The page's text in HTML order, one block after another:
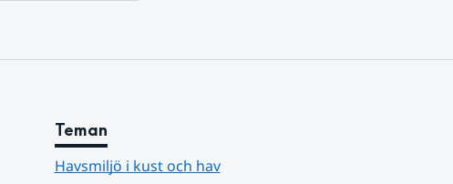
Teman
Havsmiljö i kust och hav